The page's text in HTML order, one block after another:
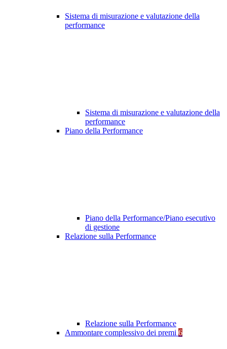
Sistema di misurazione e valutazione della
performance
Sistema di misurazione e valutazione della
performance
Piano della Performance
Piano della Performance/Piano esecutivo
di gestione
Relazione sulla Performance
Relazione sulla Performance
Ammontare complessivo dei premi 6